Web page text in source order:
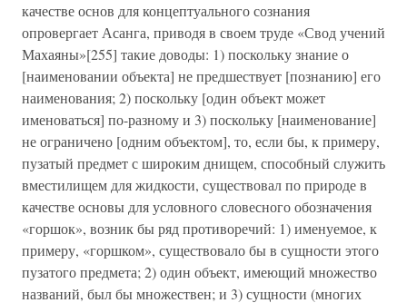
качестве основ для концептуального сознания
опровергает Асанга, приводя в своем труде «Свод учений
Махаяны»[255] такие доводы: 1) поскольку знание о
[наименовании объекта] не предшествует [познанию] его
наименования; 2) поскольку [один объект может
именоваться] по-разному и 3) поскольку [наименование]
не ограничено [одним объектом], то, если бы, к примеру,
пузатый предмет с широким днищем, способный служить
вместилищем для жидкости, существовал по природе в
качестве основы для условного словесного обозначения
«горшок», возник бы ряд противоречий: 1) именуемое, к
примеру, «горшком», существовало бы в сущности этого
пузатого предмета; 2) один объект, имеющий множество
названий, был бы множествен; и 3) сущности (многих